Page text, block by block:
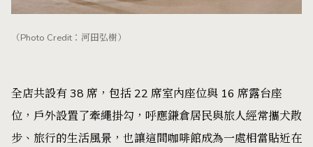
（Photo Credit：河田弘樹）
全店共設有 38 席，包括 22 席室內座位與 16 席露台座
位，戶外設置了牽繩掛勾，呼應鎌倉居民與旅人經常攜犬散
步、旅行的生活風景，也讓這間咖啡館成為一處相當貼近在